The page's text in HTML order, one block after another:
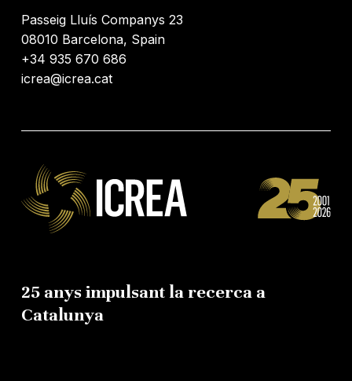
Passeig Lluís Companys 23
08010 Barcelona, Spain
+34 935 670 686
icrea@icrea.cat
25 anys impulsant la recerca a
Catalunya